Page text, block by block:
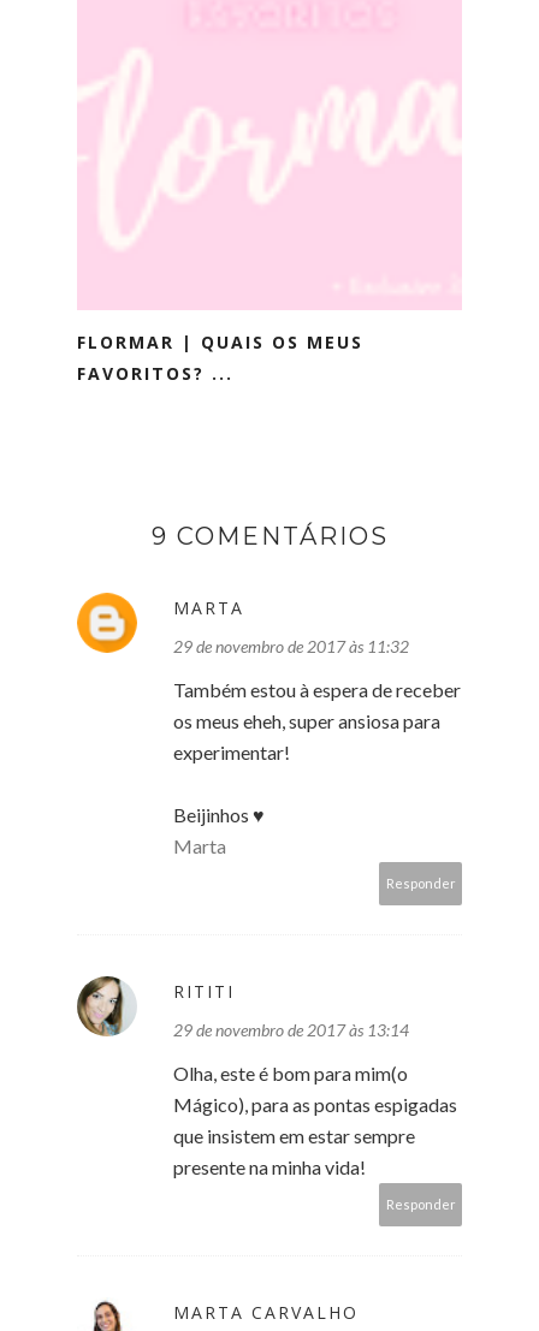
FLORMAR | QUAIS OS MEUS
FAVORITOS? ...
9 COMENTÁRIOS
MARTA
29 de novembro de 2017 às 11:32
Também estou à espera de receber
os meus eheh, super ansiosa para
experimentar!
Beijinhos ♥
Marta
Responder
RITITI
29 de novembro de 2017 às 13:14
Olha, este é bom para mim(o
Mágico), para as pontas espigadas
que insistem em estar sempre
presente na minha vida!
Responder
MARTA CARVALHO